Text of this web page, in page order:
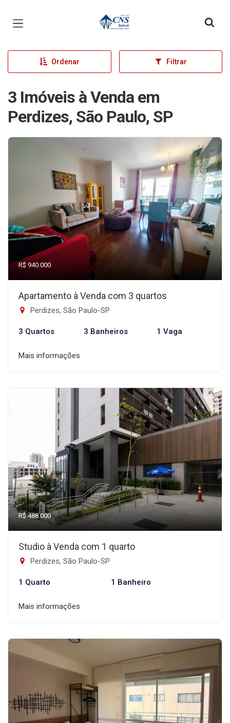
Página inicial
Ordenar Filtrar
3 Imóveis à Venda em
Perdizes, São Paulo, SP
R$ 940.000
Apartamento à Venda com 3 quartos
Perdizes, São Paulo-SP
3 Quartos 3 Banheiros 1 Vaga
Mais informações
R$ 488.000
Studio à Venda com 1 quarto
Perdizes, São Paulo-SP
1 Quarto 1 Banheiro
Mais informações